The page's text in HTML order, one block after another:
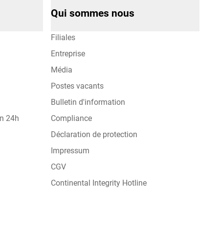
24h
Qui sommes nous
Filiales
Entreprise
Média
Postes vacants
Bulletin d'information
Compliance
Déclaration de protection
Impressum
CGV
Continental Integrity Hotline